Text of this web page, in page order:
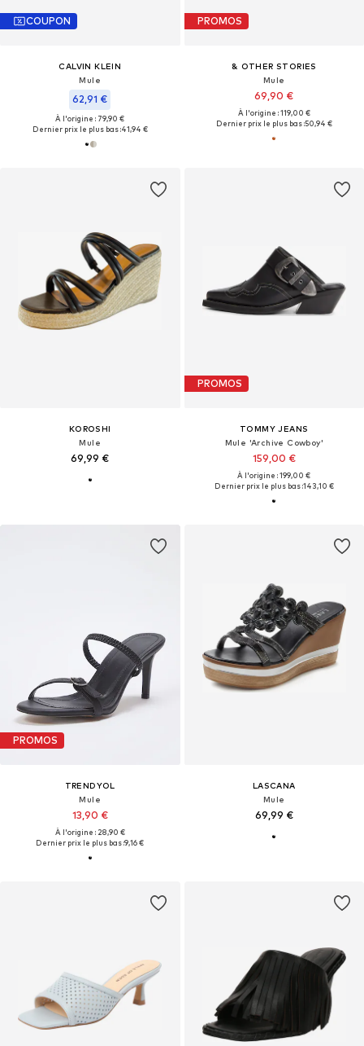
COUPON
CALVIN KLEIN
Mule
62,91 €
À l'origine : 79,90 €
Dernier prix le plus bas :41,94 €
PROMOS
& OTHER STORIES
Mule
69,90 €
À l'origine : 119,00 €
Dernier prix le plus bas :50,94 €
KOROSHI
Mule
69,99 €
PROMOS
TOMMY JEANS
Mule 'Archive Cowboy'
159,00 €
À l'origine : 199,00 €
Dernier prix le plus bas :143,10 €
PROMOS
TRENDYOL
Mule
13,90 €
À l'origine : 28,90 €
Dernier prix le plus bas :9,16 €
LASCANA
Mule
69,99 €